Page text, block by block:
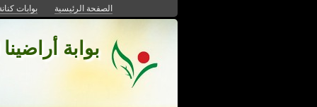
الصفحة الرئيسية بوابات
بوابة